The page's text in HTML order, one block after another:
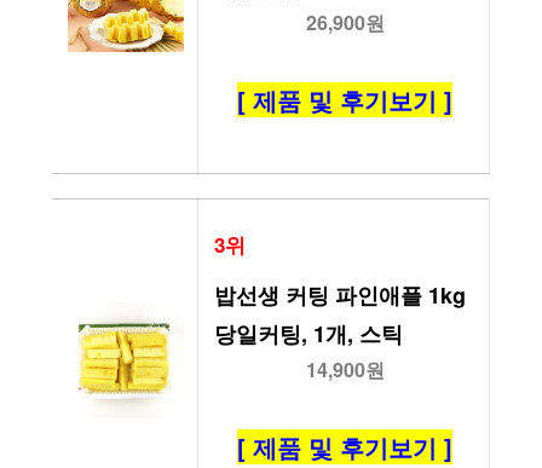
26,900원
[ 제품 및 후기보기 ]
3위
밥선생 커팅 파인애플 1kg
당일커팅, 1개, 스틱
14,900원
[ 제품 및 후기보기 ]